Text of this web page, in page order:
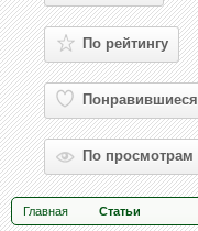
По рейтингу
Понравившиеся
По просмотрам
Главная Статьи